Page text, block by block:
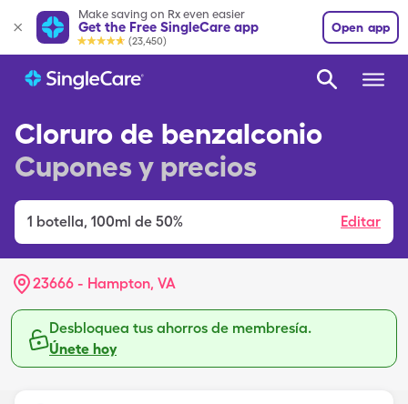
Make saving on Rx even easier
Get the Free SingleCare app
(23,450)
Open app
Cloruro de benzalconio
Cupones y precios
1 botella, 100ml de 50% Editar
23666 - Hampton, VA
Desbloquea tus ahorros de membresía.
Únete hoy